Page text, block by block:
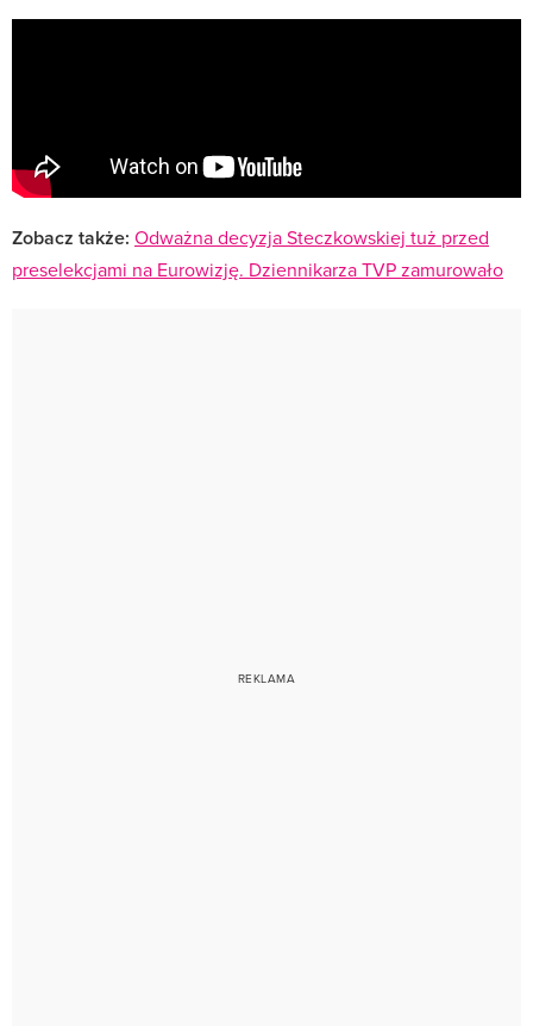
Zobacz także: Odważna decyzja Steczkowskiej tuż przed
preselekcjami na Eurowizję. Dziennikarza TVP zamurowało